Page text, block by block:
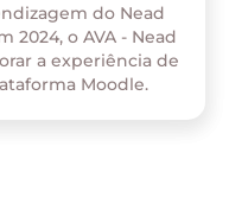
do Nead
2024, o AVA - Nead
a experiência de
Moodle.